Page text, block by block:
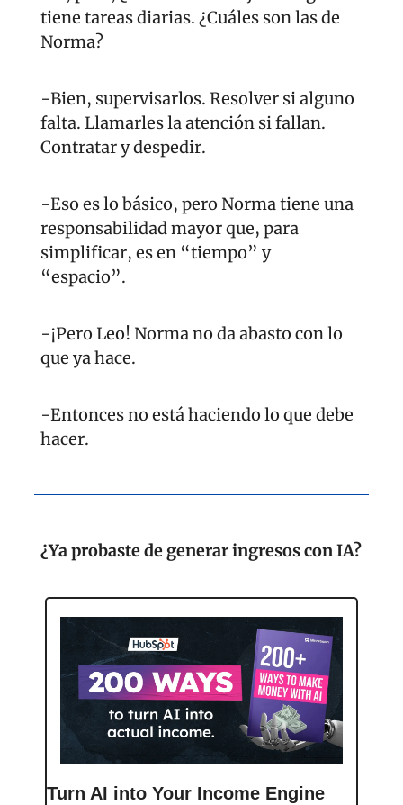
tiene tareas diarias. ¿Cuáles son las de
Norma?
-Bien, supervisarlos. Resolver si alguno
falta. Llamarles la atención si fallan.
Contratar y despedir.
-Eso es lo básico, pero Norma tiene una
responsabilidad mayor que, para
simplificar, es en “tiempo” y
“espacio”.
-¡Pero Leo! Norma no da abasto con lo
que ya hace.
-Entonces no está haciendo lo que debe
hacer.
¿Ya probaste de generar ingresos con IA?
Turn AI into Your Income Engine